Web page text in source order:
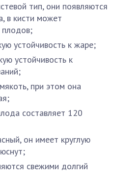
тип, они появляются
в кисти может
плодов;
устойчивость к жаре;
устойчивость к
при этом она
составляет 120
он имеет круглую
свежими долгий